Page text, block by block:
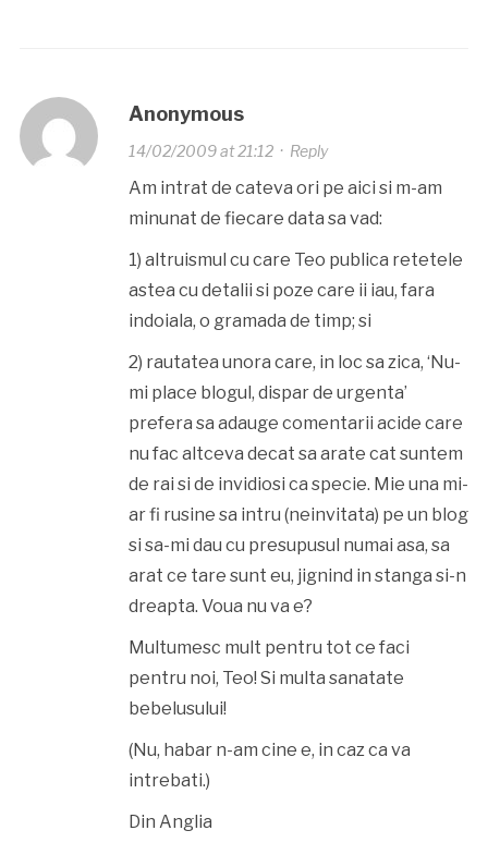
Anonymous
14/02/2009 at 21:12· Reply
Am intrat de cateva ori pe aici si m-am
minunat de fiecare data sa vad:
1) altruismul cu care Teo publica retetele
astea cu detalii si poze care ii iau, fara
indoiala, o gramada de timp; si
2) rautatea unora care, in loc sa zica, ‘Nu-
mi place blogul, dispar de urgenta’
prefera sa adauge comentarii acide care
nu fac altceva decat sa arate cat suntem
de rai si de invidiosi ca specie. Mie una mi-
ar fi rusine sa intru (neinvitata) pe un blog
si sa-mi dau cu presupusul numai asa, sa
arat ce tare sunt eu, jignind in stanga si-n
dreapta. Voua nu va e?
Multumesc mult pentru tot ce faci
pentru noi, Teo! Si multa sanatate
bebelusului!
(Nu, habar n-am cine e, in caz ca va
intrebati.)
Din Anglia